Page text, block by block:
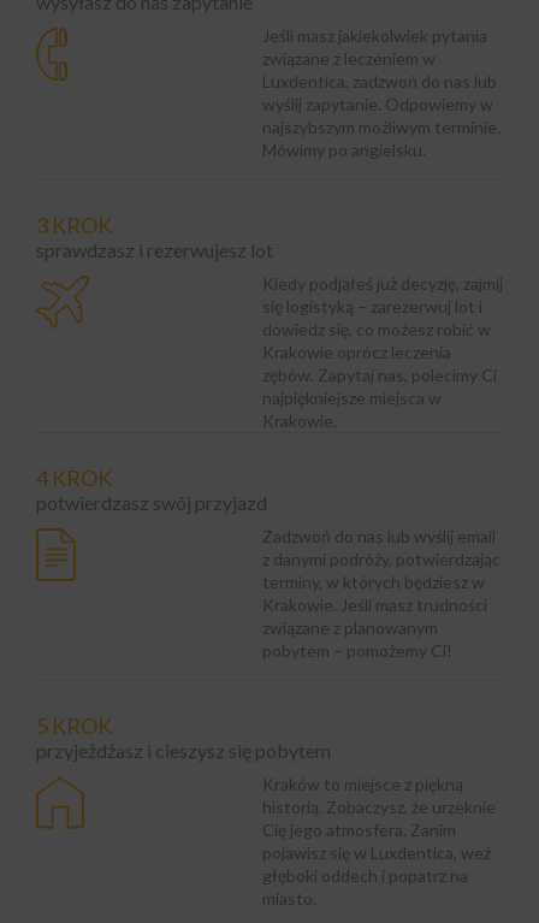
Jeśli masz jakiekolwiek pytania
związane z leczeniem w
Luxdentica, zadzwoń do nas lub
wyślij zapytanie. Odpowiemy w
najszybszym możliwym terminie.
Mówimy po angielsku.
3 KROK
sprawdzasz i rezerwujesz lot
Kiedy podjąłeś już decyzję, zajmij
się logistyką – zarezerwuj lot i
dowiedz się, co możesz robić w
Krakowie oprócz leczenia
zębów. Zapytaj nas, polecimy Ci
najpiękniejsze miejsca w
Krakowie.
4 KROK
potwierdzasz swój przyjazd
Zadzwoń do nas lub wyślij email
z danymi podróży, potwierdzając
terminy, w których będziesz w
Krakowie. Jeśli masz trudności
związane z planowanym
pobytem – pomożemy Ci!
5 KROK
przyjeżdżasz i cieszysz się pobytem
Kraków to miejsce z piękną
historią. Zobaczysz, że urzeknie
Cię jego atmosfera. Zanim
pojawisz się w Luxdentica, weź
głęboki oddech i popatrz na
miasto.